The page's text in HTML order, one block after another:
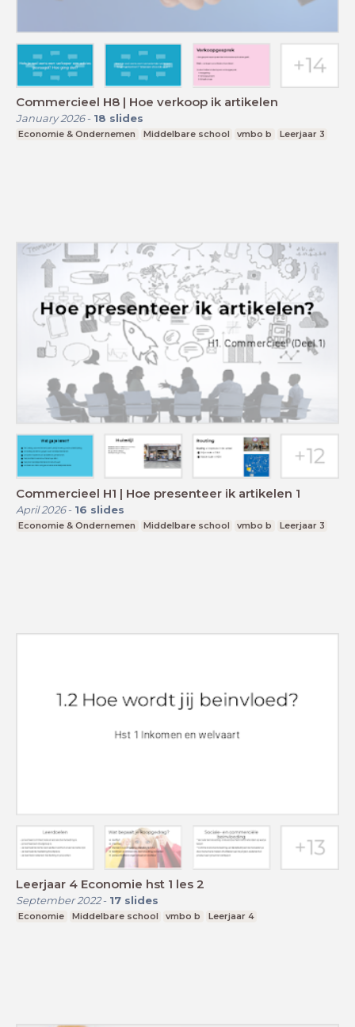
Commercieel H8 | Hoe verkoop ik artikelen
January 2026- 18 slides
Economie & Ondernemen Middelbare school vmbo b Leerjaar 3
Commercieel H1 | Hoe presenteer ik artikelen 1
April 2026- 16 slides
Economie & Ondernemen Middelbare school vmbo b Leerjaar 3
Leerjaar 4 Economie hst 1 les 2
September 2022- 17 slides
Economie Middelbare school vmbo b Leerjaar 4